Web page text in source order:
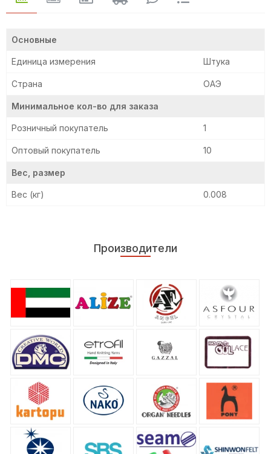
Основные
Единица измерения Штука
Страна ОАЭ
Минимальное кол-во для заказа
Розничный покупатель 1
Оптовый покупатель 10
Вес, размер
Вес (кг) 0.008
Производители